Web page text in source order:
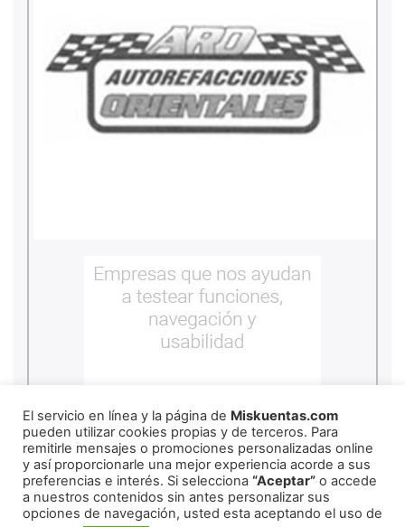
copyrightmiskuentas2026
El servicio en línea y la página de Miskuentas.com
pueden utilizar cookies propias y de terceros. Para
remitirle mensajes o promociones personalizadas online
y así proporcionarle una mejor experiencia acorde a sus
preferencias e interés. Si selecciona “Aceptar” o accede
a nuestros contenidos sin antes personalizar sus
opciones de navegación, usted esta aceptando el uso de